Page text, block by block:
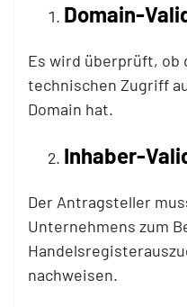
Domain-
Es wird überprüft, ob
technischen Zugriff
Domain hat.
Inhaber-
Der Antragsteller
Unternehmens zum
nachweisen.